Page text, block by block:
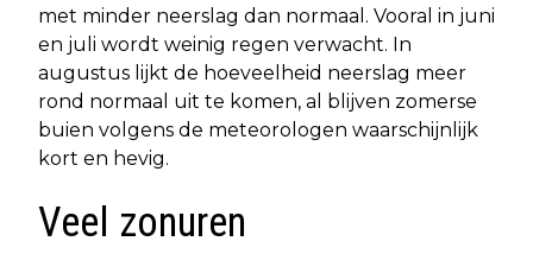
met minder neerslag dan normaal. Vooral in juni
en juli wordt weinig regen verwacht. In
augustus lijkt de hoeveelheid neerslag meer
rond normaal uit te komen, al blijven zomerse
buien volgens de meteorologen waarschijnlijk
kort en hevig.
Veel zonuren